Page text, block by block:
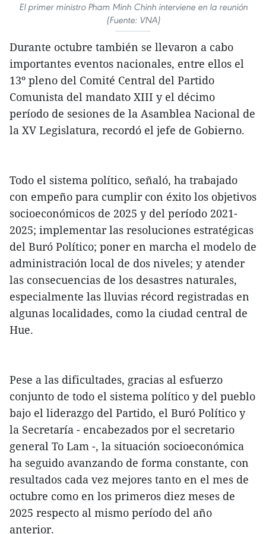
El primer ministro Pham Minh Chinh interviene en la reunión
(Fuente: VNA)
Durante octubre también se llevaron a cabo
importantes eventos nacionales, entre ellos el
13º pleno del Comité Central del Partido
Comunista del mandato XIII y el décimo
período de sesiones de la Asamblea Nacional de
la XV Legislatura, recordó el jefe de Gobierno.
Todo el sistema político, señaló, ha trabajado
con empeño para cumplir con éxito los objetivos
socioeconómicos de 2025 y del período 2021-
2025; implementar las resoluciones estratégicas
del Buró Político; poner en marcha el modelo de
administración local de dos niveles; y atender
las consecuencias de los desastres naturales,
especialmente las lluvias récord registradas en
algunas localidades, como la ciudad central de
Hue.
Pese a las dificultades, gracias al esfuerzo
conjunto de todo el sistema político y del pueblo
bajo el liderazgo del Partido, el Buró Político y
la Secretaría - encabezados por el secretario
general To Lam -, la situación socioeconómica
ha seguido avanzando de forma constante, con
resultados cada vez mejores tanto en el mes de
octubre como en los primeros diez meses de
2025 respecto al mismo período del año
anterior.